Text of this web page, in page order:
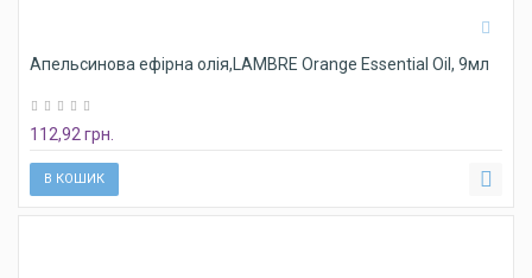
Апельсинова ефірна олія,LAMBRE Orange Essential Oil, 9мл
112,92 грн.
В КОШИК